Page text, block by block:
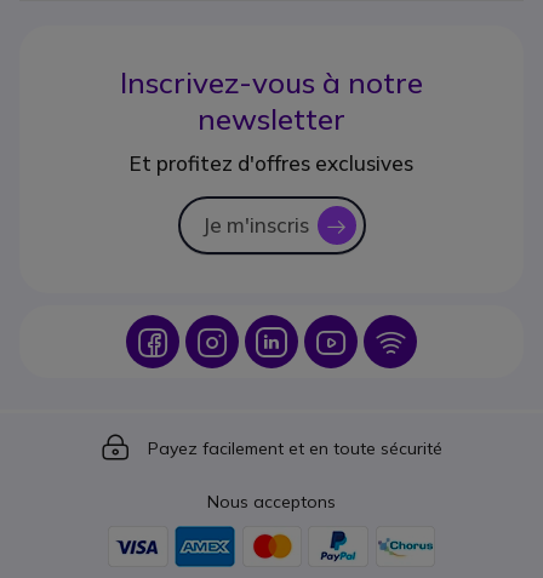
Inscrivez-vous à notre
newsletter
Et profitez d'offres exclusives
Je m'inscris icon
Icon IconIcon Icon Icon
Icon
Payez facilement et en toute sécurité
Nous acceptons